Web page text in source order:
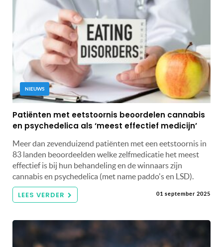
NIEUWS
Patiënten met eetstoornis beoordelen cannabis
en psychedelica als ‘meest effectief medicijn’
Meer dan zevenduizend patiënten met een eetstoornis in
83 landen beoordeelden welke zelfmedicatie het meest
effectief is bij hun behandeling en de winnaars zijn
cannabis en psychedelica (met name paddo's en LSD).
LEES VERDER 01 september 2025